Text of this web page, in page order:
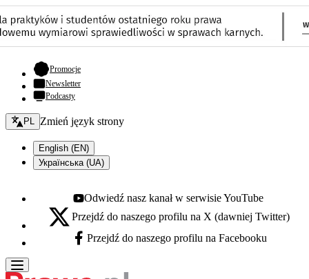
Promocje- otwiera się w nowej karcie
Newsletter
Podcasty
Zmień język - bieżący:
PL Zmień język strony
English (EN)
Українська (UA)
Youtube - otwiera się w nowej karcie
Odwiedź nasz kanał w serwisie YouTube
X - otwiera się w nowej karcie
Przejdź do naszego profilu na X (dawniej Twitter)
Facebook - otwiera się w nowej karcie
Przejdź do naszego profilu na Facebooku